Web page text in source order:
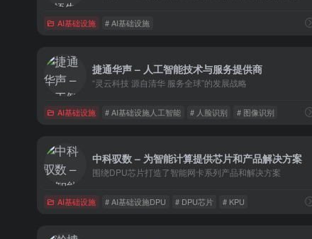
AI基础设施 # AI基础设施
捷通华声 – 人工智能技术与服务提供商
“灵云科技 源自清华 服务全球”的发展战略
AI基础设施 # AI基础设施人工智能 # 人脸识别 # 图像识别
中科驭数 – 为智能计算提供芯片和产品解决方案
围绕DPU芯片打造了智能网卡系列产品和解决方案
AI基础设施 # AI基础设施DPU # DPU芯片 # KPU